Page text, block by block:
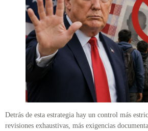
Detrás de esta estrategia hay un control más
revisiones exhaustivas, más exigencias